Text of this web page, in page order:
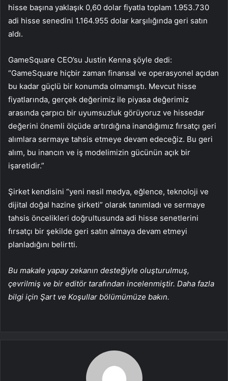
hisse başına yaklaşık 0,60 dolar fiyatla toplam 1.953.730
adi hisse senedini 1.164.955 dolar karşılığında geri satın
aldı.
GameSquare CEO’su Justin Kenna şöyle dedi:
“GameSquare hiçbir zaman finansal ve operasyonel açıdan
bu kadar güçlü bir konumda olmamıştı. Mevcut hisse
fiyatlarında, gerçek değerimiz ile piyasa değerimiz
arasında çarpıcı bir uyumsuzluk görüyoruz ve hissedar
değerini önemli ölçüde artırdığına inandığımız fırsatçı geri
alımlara sermaye tahsis etmeye devam edeceğiz. Bu geri
alım, bu inancın ve iş modelimizin gücünün açık bir
işaretidir.”
Şirket kendisini “yeni nesil medya, eğlence, teknoloji ve
dijital doğal hazine şirketi” olarak tanımladı ve sermaye
tahsis öncelikleri doğrultusunda adi hisse senetlerini
fırsatçı bir şekilde geri satın almaya devam etmeyi
planladığını belirtti.
Bu makale yapay zekanın desteğiyle oluşturulmuş,
çevrilmiş ve bir editör tarafından incelenmiştir. Daha fazla
bilgi için Şart ve Koşullar bölümümüze bakın.